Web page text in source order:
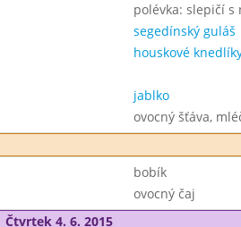
polévka: slepičí s
segedínský guláš
houskové
jablko
ovocný šťáva,
bobík
ovocný čaj
Čtvrtek 4. 6. 2015